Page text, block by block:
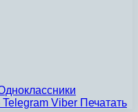
Telegram Viber Печатать